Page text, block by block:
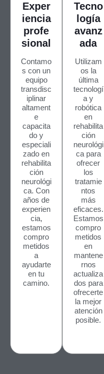
Exper
iencia
profe
sional
Contamo
s con un
equipo
transdisc
iplinar
altament
e
capacita
do y
especiali
zado en
rehabilita
ción
neurológi
ca. Con
años de
experien
cia,
estamos
compro
metidos
a
ayudarte
en tu
camino.
Tecno
logía
avanz
ada
Utilizam
os la
última
tecnologí
a y
robótica
en
rehabilita
ción
neurológi
ca para
ofrecer
los
tratamie
ntos
más
eficaces.
Estamos
compro
metidos
en
mantene
rnos
actualiza
dos para
ofrecerte
la mejor
atención
posible.